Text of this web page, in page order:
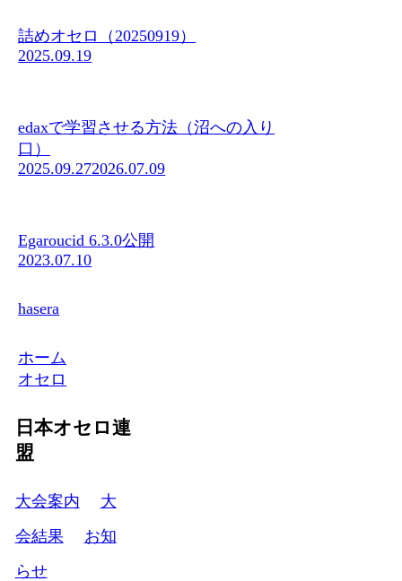
詰めオセロ（20250919）
2025.09.19
edaxで学習させる方法（沼への入り
口）
2025.09.272026.07.09
Egaroucid 6.3.0公開
2023.07.10
hasera
ホーム
オセロ
日本オセロ連
盟
大会案内
大
会結果
お知
らせ